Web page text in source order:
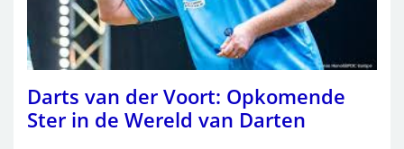
Darts van der Voort: Opkomende
Ster in de Wereld van Darten